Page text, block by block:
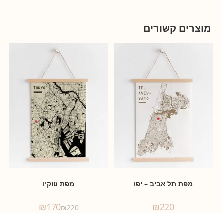
מוצרים קשורים
מפת תל אביב – יפו
₪220
מפת טוקיו
₪220
₪170